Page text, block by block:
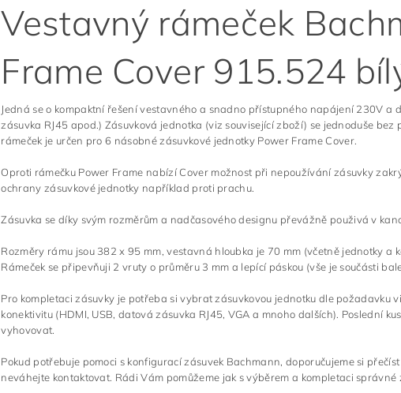
Vestavný rámeček
Frame Cover 915.524
Jedná se o kompaktní řešení vestavného a snadno přístupného napájení 230V
zásuvka RJ45 apod.) Zásuvková jednotka (viz související zboží) se jednoduše
rámeček je určen pro 6 násobné zásuvkové jednotky Power Frame Cover.
Oproti rámečku Power Frame nabízí Cover možnost při nepoužívání zásuvky
ochrany zásuvkové jednotky například proti prachu.
Zásuvka se díky svým rozměrům a nadčasového designu převážně použivá v
Rozměry rámu jsou 382 x 95 mm, vestavná hloubka je 70 mm (včetně jednotky a
Rámeček se připevňuji 2 vruty o průměru 3 mm a lepící páskou (vše je součásti
Pro kompletaci zásuvky je potřeba si vybrat zásuvkovou jednotku dle požadavku
konektivitu (HDMI, USB, datová zásuvka RJ45, VGA a mnoho dalších). Poslední
vyhovovat.
Pokud potřebuje pomoci s konfigurací zásuvek Bachmann, doporučujeme si
neváhejte kontaktovat. Rádi Vám pomůžeme jak s výběrem a kompletaci správné